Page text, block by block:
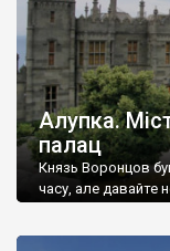
Алупка.
палац
Князь Воронцов
часу, але давайте